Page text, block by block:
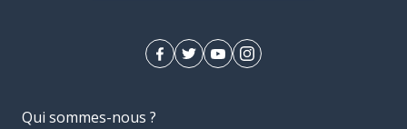
Qui sommes-nous ?